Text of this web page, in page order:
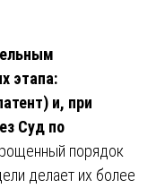
этапа:
и, при
Суд по
порядок
делает их более